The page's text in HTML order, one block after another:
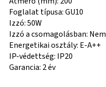
Foglalat típusa: GU10
Izzó: 50W
Izzó a csomagolásban: Nem
Energetikai osztály: E-A++
IP-védettség: IP20
Garancia: 2 év